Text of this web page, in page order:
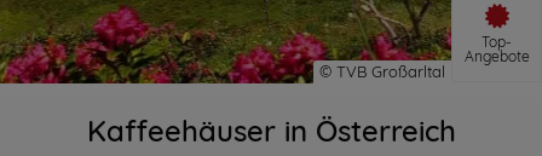
Top-
Angebote
Kaffeehäuser in Österreich